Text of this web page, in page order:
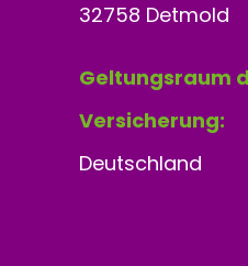
32758 Detmold
Geltungsraum
Versicherung:
Deutschland